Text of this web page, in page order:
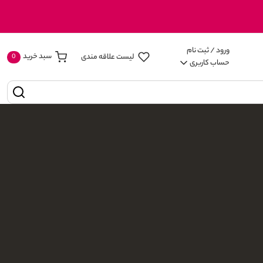
ورود / ثبت نام
حساب کاربری
لیست علاقه مندی سبد خرید 0